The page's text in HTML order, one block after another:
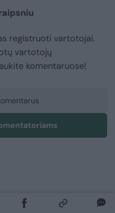
registruoti vartotojai.
vartotojų
komentaruose!